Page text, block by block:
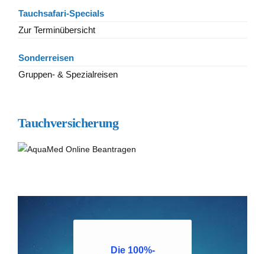
Tauchsafari-Specials
Zur Terminübersicht
Sonderreisen
Gruppen- & Spezialreisen
Tauchversicherung